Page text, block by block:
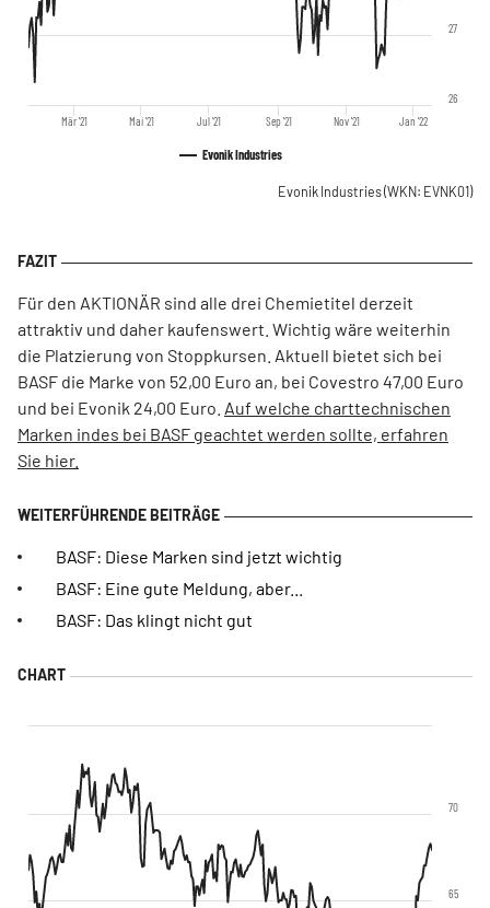
Evonik Industries
Mär '21 Mai '21 Jul '21 Sep '21 Nov '21 Jan '22
26
27
Evonik Industries(WKN: EVNK01)
Für den AKTIONÄR sind alle drei Chemietitel derzeit
attraktiv und daher kaufenswert. Wichtig wäre weiterhin
die Platzierung von Stoppkursen. Aktuell bietet sich bei
BASF die Marke von 52,00 Euro an, bei Covestro 47,00 Euro
und bei Evonik 24,00 Euro. Auf welche charttechnischen
Marken indes bei BASF geachtet werden sollte, erfahren
Sie hier.
BASF: Diese Marken sind jetzt wichtig
BASF: Eine gute Meldung, aber...
BASF: Das klingt nicht gut
65
70